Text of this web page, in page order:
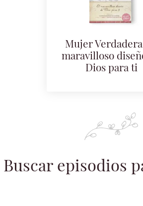
Mujer
maravilloso
Dios para ti
Buscar episodios